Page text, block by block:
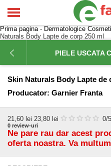
Prima pagina- Dermatologice
Naturals Body Lapte de corp 250 ml
PIELE USCATA
Skin Naturals Body Lapte de
Producator: Garnier Franta
21,60 lei 23,80 lei 0/5
0 review-uri
Ne pare rau dar acest
oferta noastra. Va